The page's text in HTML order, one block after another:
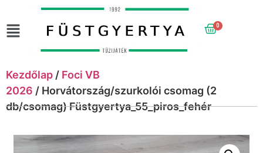
0
Kezdőlap / Foci VB
2026 / Horvátország/szurkolói csomag (2
db/csomag) Füstgyertya_55_piros_fehér